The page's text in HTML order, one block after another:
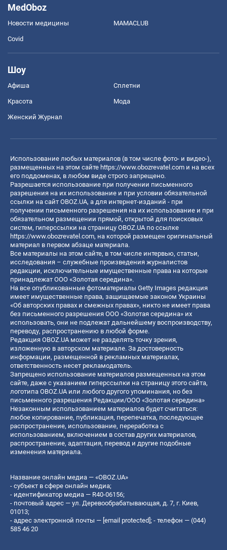
MedOboz
Новости медицины MAMACLUB
Covid
Шоу
Афиша Сплетни
Красота Мода
Женский Журнал
Использование любых материалов (в том числе фото- и видео-),
размещенных на этом сайте https://www.obozrevatel.com и на всех
его поддоменах, в любом виде строго запрещено.
Разрешается использование при получении письменного
разрешения на их использование и при условии обязательной
ссылки на сайт OBOZ.UA, а для интернет-изданий - при
получении письменного разрешения на их использование и при
обязательном размещении прямой, открытой для поисковых
систем, гиперссылки на страницу OBOZ.UA по ссылке
https://www.obozrevatel.com, на которой размещен оригинальный
материал в первом абзаце материала.
Все материалы на этом сайте, в том числе интервью, статьи,
исследования – служебные произведения журналистов
редакции, исключительные имущественные права на которые
принадлежат ООО «Золотая середина».
На все опубликованные фотоматериалы Getty Images редакция
имеет имущественные права, защищаемые законом Украины
«Об авторских правах и смежных правах», никто не имеет права
без письменного разрешения ООО «Золотая середина» их
использовать, они не подлежат дальнейшему воспроизводству,
переводу, распространению в любой форме.
Редакция OBOZ.UA может не разделять точку зрения,
изложенную в авторском материале. За достоверность
информации, размещенной в рекламных материалах,
ответственность несет рекламодатель.
Запрещено использование материалов размещенных на этом
сайте, даже с указанием гиперссылки на страницу этого сайта,
логотипа OBOZ.UA или любого другого упоминания, но без
письменного разрешения Редакции/ООО «Золотая середина»
Незаконным использованием материалов будет считаться:
любое копирование, публикация, перепечатка, последующее
распространение, использование, переработка с
использованием, включением в состав других материалов,
распространение, адаптация, перевод и другие подобные
изменения материала.
Название онлайн медиа — «OBOZ.UA»
- субъект в сфере онлайн медиа;
- идентификатор медиа — R40-06156;
- почтовый адрес — ул. Деревообрабатывающая, д. 7, г. Киев,
01013;
- адрес электронной почты — [email protected]; - телефон — (044)
585 46 20